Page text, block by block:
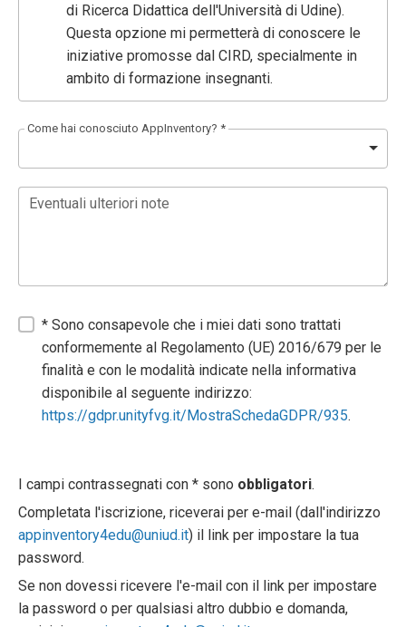
di Ricerca Didattica dell'Università di Udine).
Questa opzione mi permetterà di conoscere le
iniziative promosse dal CIRD, specialmente in
ambito di formazione insegnanti.
Come hai conosciuto AppInventory? *
Eventuali ulteriori note
* Sono consapevole che i miei dati sono trattati
conformemente al Regolamento (UE) 2016/679 per le
finalità e con le modalità indicate nella informativa
disponibile al seguente indirizzo:
https://gdpr.unityfvg.it/MostraSchedaGDPR/935.
I campi contrassegnati con * sono obbligatori.
Completata l'iscrizione, riceverai per e-mail (dall'indirizzo
appinventory4edu@uniud.it) il link per impostare la tua
password.
Se non dovessi ricevere l'e-mail con il link per impostare
la password o per qualsiasi altro dubbio e domanda,